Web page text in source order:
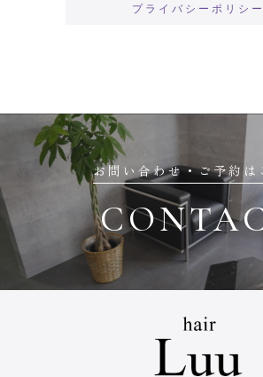
プライバシーポリシー
お問い合わせ・ご予約は